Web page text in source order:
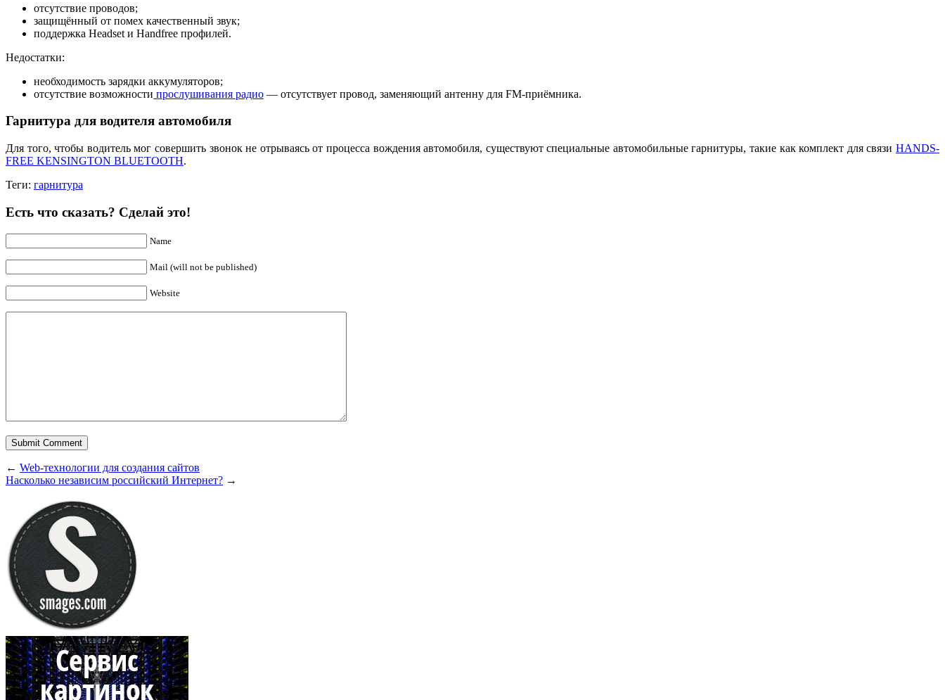
отсутствие проводов;
защищённый от помех качественный звук;
поддержка Headset и Handfree профилей.
Недостатки:
необходимость зарядки аккумуляторов;
отсутствие возможности прослушивания радио — отсутствует провод, заменяющий антенну для FM-приёмника.
Гарнитура для водителя автомобиля
Для того, чтобы водитель мог совершить звонок не отрываясь от процесса вождения автомобиля, существуют специальные автомобильные гарнитуры, такие как комплект для связи HANDS-
FREE KENSINGTON BLUETOOTH.
Теги: гарнитура
Есть что сказать? Сделай это!
Name
Mail (will not be published)
Website
← Web-технологии для создания сайтов
Насколько независим российский Интернет? →